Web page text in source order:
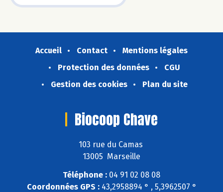
Accueil Contact
Mentions légales
Protection des données
CGU
Gestion des cookies
Plan du site
Biocoop Chave
103 rue du Camas
13005 Marseille
Téléphone : 04 91 02 08 08
Coordonnées GPS :43,2958894 ° , 5,3962507 °